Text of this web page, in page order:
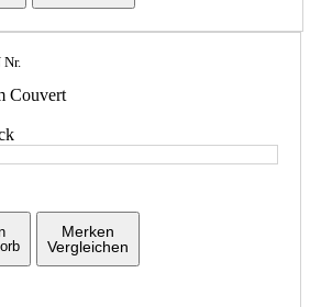
Nr.
Couvert
Merken
Vergleichen